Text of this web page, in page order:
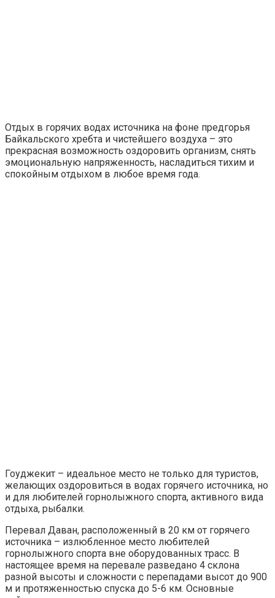
Отдых в горячих водах источника на фоне предгорья
Байкальского хребта и чистейшего воздуха – это
прекрасная возможность оздоровить организм, снять
эмоциональную напряженность, насладиться тихим и
спокойным отдыхом в любое время года.
Гоуджекит – идеальное место не только для туристов,
желающих оздоровиться в водах горячего источника, но
и для любителей горнолыжного спорта, активного вида
отдыха, рыбалки.
Перевал Даван, расположенный в 20 км от горячего
источника – излюбленное место любителей
горнолыжного спорта вне оборудованных трасс. В
настоящее время на перевале разведано 4 склона
разной высоты и сложности с перепадами высот до 900
м и протяженностью спуска до 5-6 км. Основные